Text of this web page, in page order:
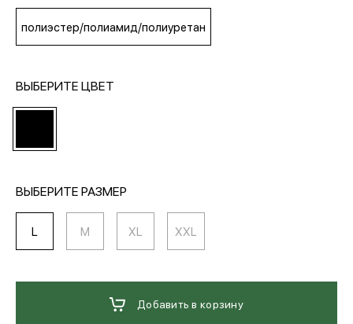
МЕДИА
ПОКУПАТЕЛЯМ
ОПЛАТА И ДОСТАВКА
обратный звонок
полиэстер/полиамид/полиуретан
ВЫБЕРИТЕ ЦВЕТ
ВЫБЕРИТЕ РАЗМЕР
L M XL XXL
Добавить в корзину